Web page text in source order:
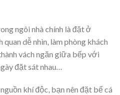
ngôi nhà chính là đặt ở
quan dễ nhìn, làm phòng khách
vách ngăn giữa bếp với
đặt sát nhau…
khí độc, bạn nên đặt bể cá